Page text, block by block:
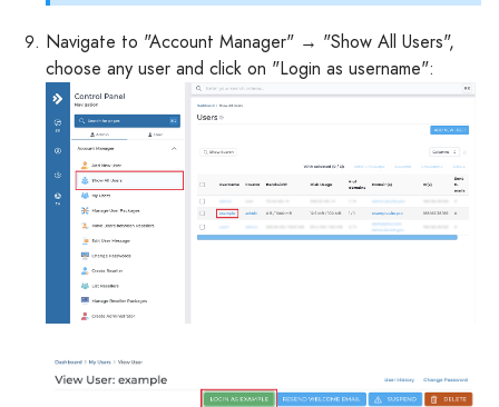
Navigate to "Account Manager" → "Show All Users",
choose any user and click on "Login as username":